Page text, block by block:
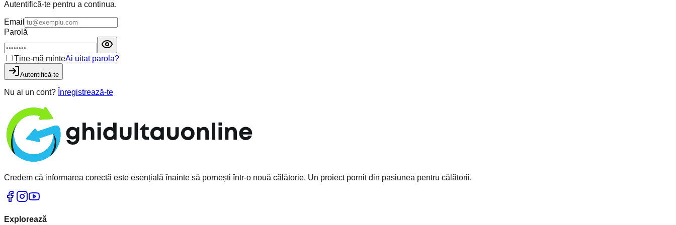
Autentifică-te pentru a continua.
Email
Parolă
Ține-mă minteAi uitat parola?
Autentifică-te
Nu ai un cont? Înregistrează-te
Credem că informarea corectă este esențială înainte să pornești într-o nouă călătorie. Un proiect pornit din pasiunea pentru călătorii.
Explorează